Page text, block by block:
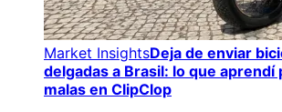
Market InsightsDeja de enviar
delgadas a Brasil: lo que aprendí
malas en ClipClop